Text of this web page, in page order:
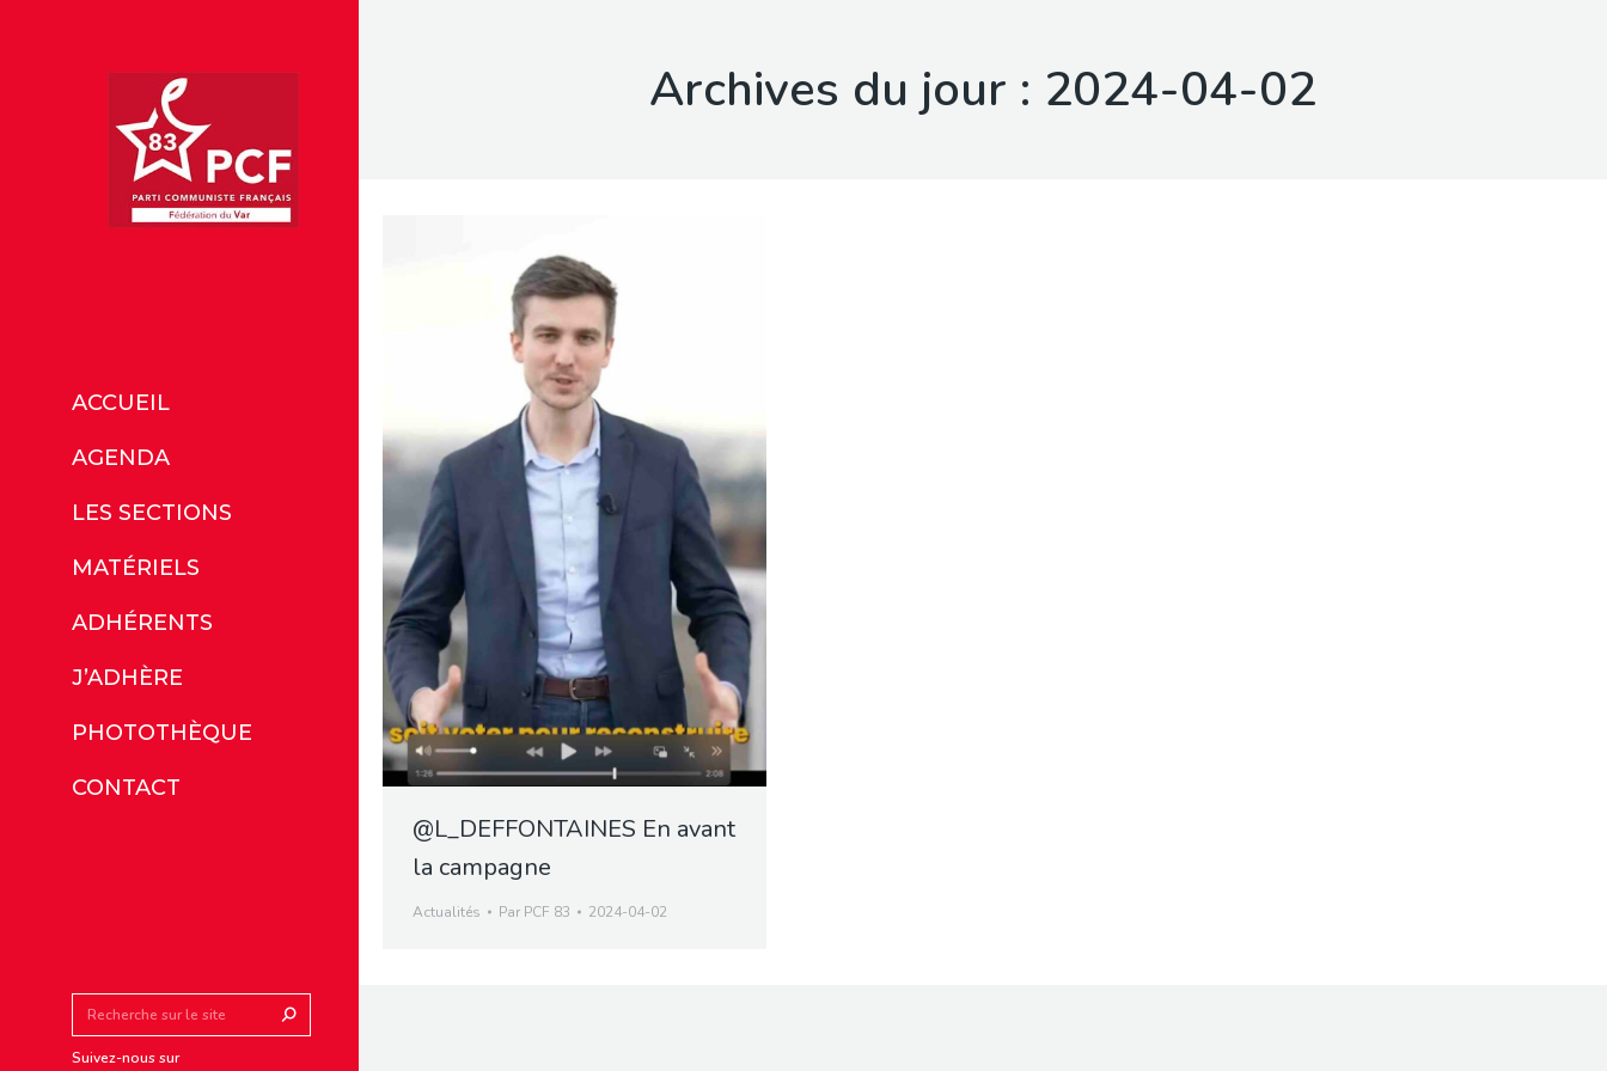
ACCUEIL
AGENDA
LES SECTIONS
MATÉRIELS
ADHÉRENTS
J’ADHÈRE
PHOTOTHÈQUE
CONTACT
Search:
Suivez-nous sur
Archives du jour : 2024-04-02
@L_DEFFONTAINES En avant
la campagne
Actualités Par PCF 83 2024-04-02